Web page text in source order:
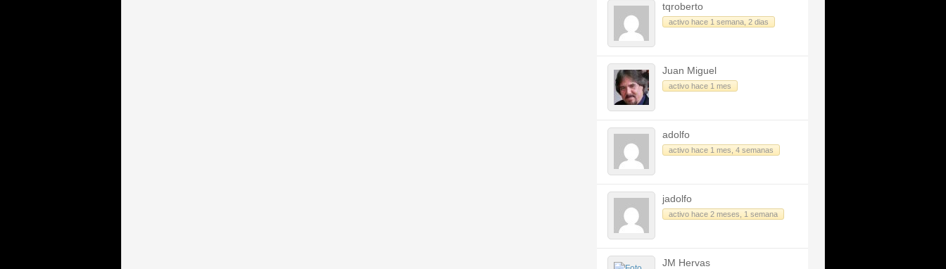
tqroberto
activo hace 1 semana, 2 dias
Juan Miguel
activo hace 1 mes
adolfo
activo hace 1 mes, 4 semanas
jadolfo
activo hace 2 meses, 1 semana
JM Hervas